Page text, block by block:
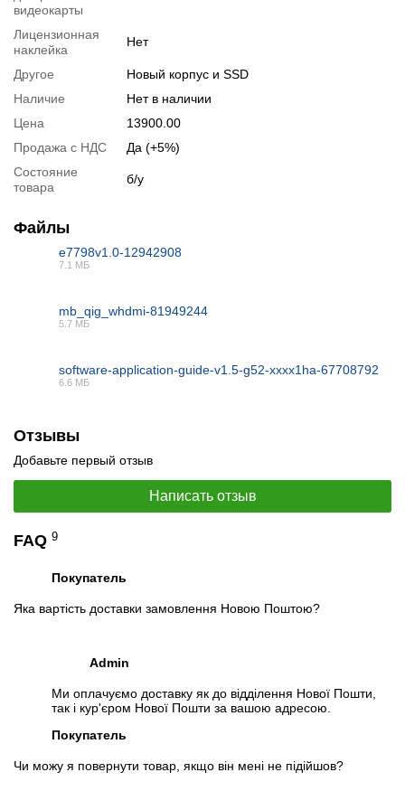
Подробная спецификация, тесты и технические отчеты
Спецификация процессора
Спецификация видеокарты:Radeon™ RX 580
Тестирование видеокарты: Radeon™ RX 580
Спецификация материнской платы
О материнской плате:MSI B75MA-P45
Драйвера:
Отзывы о комплектующих
О процессоре:
мощь просто давит! Хорошо разгоняется, стабильно работает
видеокарты
Лицензионная
наклейка
Нет
Другое
Новый корпус и SSD
Наличие
Нет в наличии
Цена
13900.00
Продажа с НДС
Да (+5%)
Состояние
товара
б/у
Файлы
e7798v1.0-12942908
7.1 МБ
mb_qig_whdmi-81949244
5.7 МБ
software-application-guide-v1.5-g52-xxxx1ha-67708792
6.6 МБ
Отзывы
Добавьте первый отзыв
Написать отзыв
FAQ 9
Покупатель
Яка вартість доставки замовлення Новою Поштою?
Admin
Ми оплачуємо доставку як до відділення Нової Пошти,
так і кур'єром Нової Пошти за вашою адресою.
Покупатель
Чи можу я повернути товар, якщо він мені не підійшов?